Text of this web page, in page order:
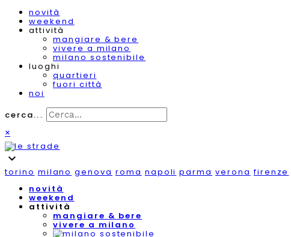
novità
weekend
attività
mangiare & bere
vivere a milano
milano sostenibile
luoghi
quartieri
fuori città
noi
cerca...
×
expand_more
torino milano genova roma napoli parma verona firenze
novità
weekend
attività
mangiare & bere
vivere a milano